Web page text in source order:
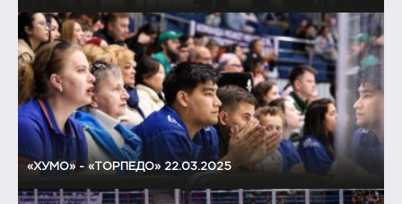
«ХУМО» - «ТОРПЕДО» 22.03.2025